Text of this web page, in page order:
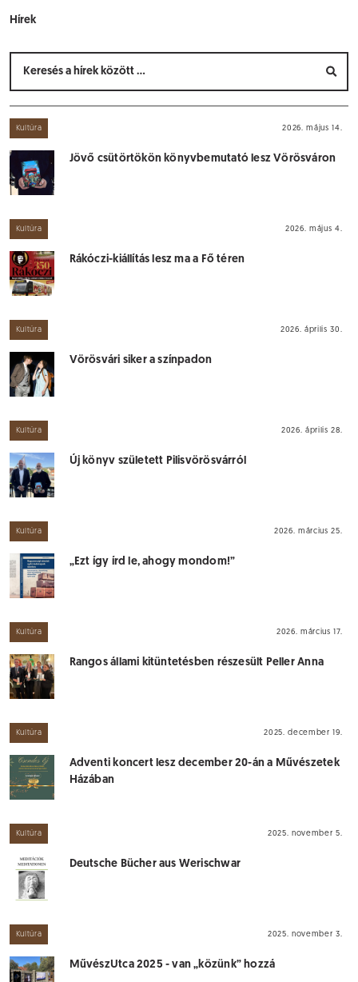
Hírek
Kultúra 2026. május 14.
Jövő csütörtökön könyvbemutató lesz Vörösváron
Kultúra 2026. május 4.
Rákóczi-kiállítás lesz ma a Fő téren
Kultúra 2026. április 30.
Vörösvári siker a színpadon
Kultúra 2026. április 28.
Új könyv született Pilisvörösvárról
Kultúra 2026. március 25.
„Ezt így írd le, ahogy mondom!”
Kultúra 2026. március 17.
Rangos állami kitüntetésben részesült Peller Anna
Kultúra 2025. december 19.
Adventi koncert lesz december 20-án a Művészetek
Házában
Kultúra 2025. november 5.
Deutsche Bücher aus Werischwar
Kultúra 2025. november 3.
MűvészUtca 2025 - van „közünk” hozzá